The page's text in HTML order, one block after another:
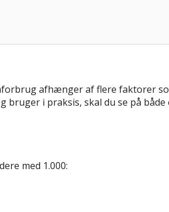
afhænger af flere faktorer
i praksis, skal du se på både
med 1.000: